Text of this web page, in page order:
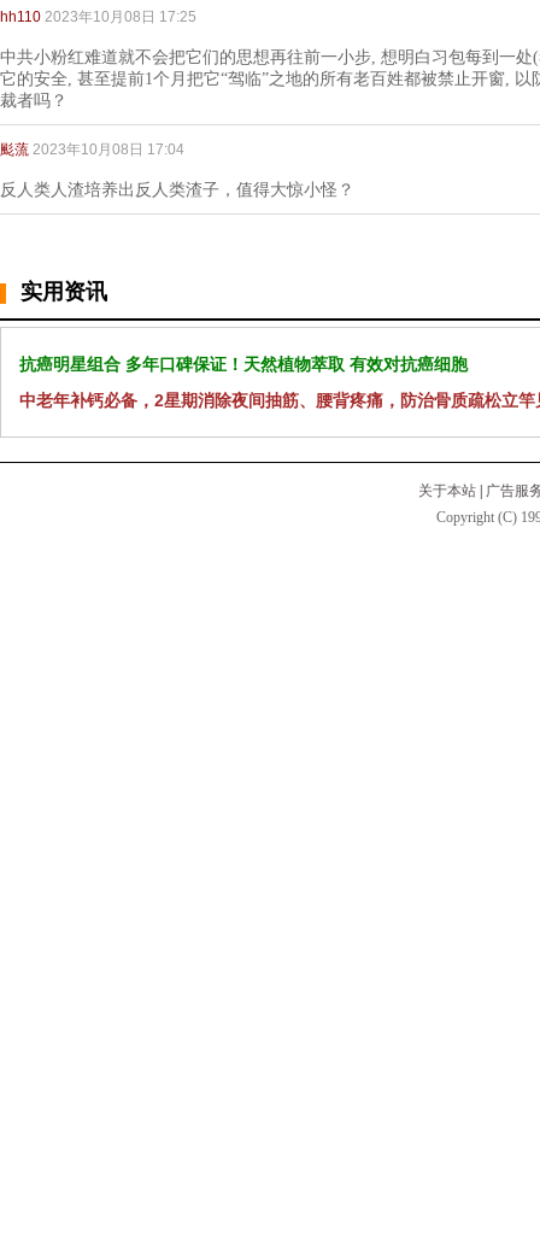
hh110 2023年10月08日 17:25
中共小粉红难道就不会把它们的思想再往前一小步, 想明白习包每到一
它的安全, 甚至提前1个月把它“驾临”之地的所有老百姓都被禁止开窗,
裁者吗？
颩蓅 2023年10月08日 17:04
反人类人渣培养出反人类渣子，值得大惊小怪？
实用资讯
抗癌明星组合 多年口碑保证！天然植物萃取 有效对抗癌细胞
中老年补钙必备，2星期消除夜间抽筋、腰背疼痛，防治骨质疏松立竿
关于本站
广告服
Copyright (C)